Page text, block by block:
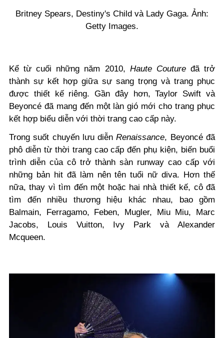
Britney Spears, Destiny's Child và Lady Gaga. Ảnh:
Getty Images.
Kể từ cuối những năm 2010, Haute Coutuređã trở
thành sự kết hợp giữa sự sang trọng và trang phục
được thiết kế riêng. Gần đây hơn, Taylor Swift và
Beyoncé đã mang đến một làn gió mới cho trang phục
kết hợp biểu diễn với thời trang cao cấp này.
Trong suốt chuyến lưu diễnRenaissance, Beyoncé đã
phô diễn từ thời trang cao cấp đến phụ kiện, biến buổi
trình diễn của cô trở thành sàn runway cao cấp với
những bản hit đã làm nên tên tuổi nữ diva. Hơn thế
nữa, thay vì tìm đến một hoặc hai nhà thiết kế, cô đã
tìm đến nhiều thương hiệu khác nhau, bao gồm
Balmain, Ferragamo, Feben, Mugler, Miu Miu, Marc
Jacobs, Louis Vuitton, Ivy Park và Alexander
Mcqueen.